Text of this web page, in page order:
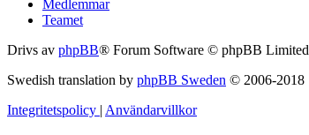
Medlemmar
Teamet
Drivs av phpBB® Forum Software © phpBB Limited
Swedish translation by phpBB Sweden © 2006-2018
Integritetspolicy | Användarvillkor